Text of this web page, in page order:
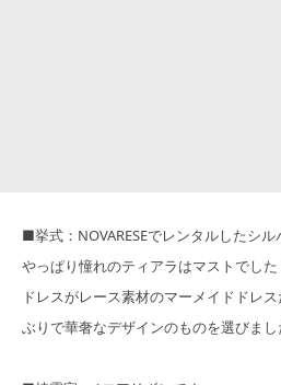
■挙式：NOVARESEでレンタルしたシル
やっぱり憧れのティアラはマストでした
ドレスがレース素材のマーメイドドレ
ぶりで華奢なデザインのものを選びまし